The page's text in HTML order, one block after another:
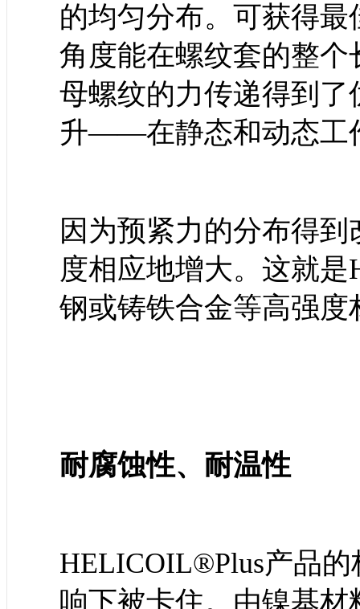
的均匀分布。可获得
角度能在螺纹套的整
母螺纹的力传递得到
升——在静态和动态工
因为预紧力的分布得
度相应地增大。这就
钢或铸铁合金等高强
耐腐蚀性、耐温性
HELICOIL®Plus产品
响下被卡住。由镍基